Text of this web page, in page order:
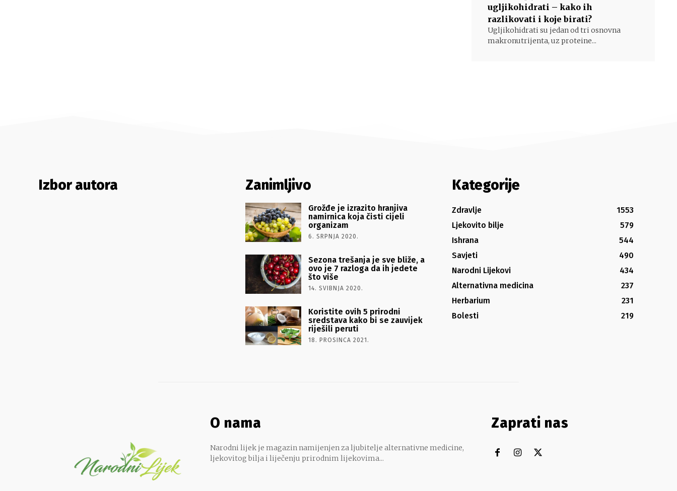
ugljikohidrati – kako ih
razlikovati i koje birati?
Ugljikohidrati su jedan od tri osnovna
makronutrijenta, uz proteine...
Izbor autora Zanimljivo
Grožđe je izrazito hranjiva
namirnica koja čisti cijeli
organizam
6. SRPNJA 2020.
Sezona trešanja je sve bliže, a
ovo je 7 razloga da ih jedete
što više
14. SVIBNJA 2020.
Koristite ovih 5 prirodni
sredstava kako bi se zauvijek
riješili peruti
18. PROSINCA 2021.
Kategorije
Zdravlje
1553
Ljekovito bilje
579
Ishrana
544
Savjeti
490
Narodni Lijekovi
434
Alternativna medicina
237
Herbarium
231
Bolesti
219
O nama
Narodni lijek je magazin namijenjen za ljubitelje alternativne medicine,
ljekovitog bilja i liječenju prirodnim lijekovima...
Zaprati nas